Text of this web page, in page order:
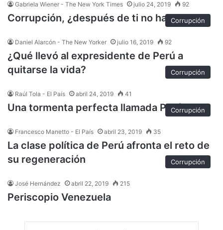
Gabriela Wiener - The New York Times julio 24, 2019 92
Corrupción, ¿después de ti no hay nada?
Corrupción
Daniel Alarcón - The New Yorker julio 16, 2019 92
¿Qué llevó al expresidente de Perú a
quitarse la vida?
Corrupción
Raúl Tola - El País abril 24, 2019 41
Una tormenta perfecta llamada PerúCorrupción
Francesco Manetto - El País abril 23, 2019 35
La clase política de Perú afronta el reto de
su regeneración
Corrupción
José Hernández abril 22, 2019 215
Periscopio Venezuela